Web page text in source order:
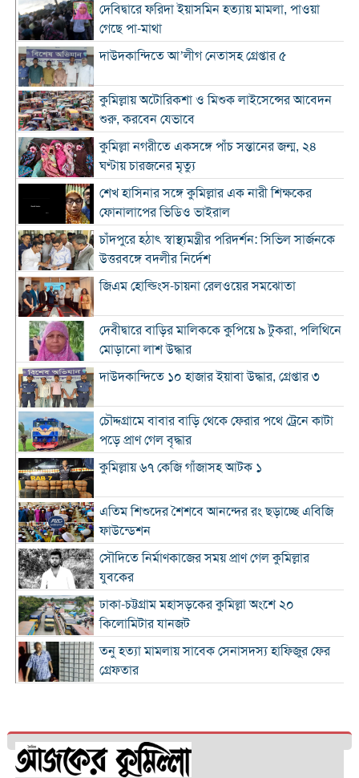
দেবিদ্বারে ফরিদা ইয়াসমিন হত্যায় মামলা, পাওয়া
গেছে পা-মাথা
দাউদকান্দিতে আ’লীগ নেতাসহ গ্রেপ্তার ৫
কুমিল্লায় অটোরিকশা ও মিশুক লাইসেন্সের আবেদন
শুরু, করবেন যেভাবে
কুমিল্লা নগরীতে একসঙ্গে পাঁচ সন্তানের জন্ম, ২৪
ঘণ্টায় চারজনের মৃত্যু
শেখ হাসিনার সঙ্গে কুমিল্লার এক নারী শিক্ষকের
ফোনালাপের ভিডিও ভাইরাল
চাঁদপুরে হঠাৎ স্বাস্থ্যমন্ত্রীর পরিদর্শন: সিভিল সার্জনকে
উত্তরবঙ্গে বদলীর নির্দেশ
জিএম হোল্ডিংস-চায়না রেলওয়ের সমঝোতা
দেবীদ্বারে বাড়ির মালিককে কুপিয়ে ৯ টুকরা, পলিথিনে
মোড়ানো লাশ উদ্ধার
দাউদকান্দিতে ১০ হাজার ইয়াবা উদ্ধার, গ্রেপ্তার ৩
চৌদ্দগ্রামে বাবার বাড়ি থেকে ফেরার পথে ট্রেনে কাটা
পড়ে প্রাণ গেল বৃদ্ধার
কুমিল্লায় ৬৭ কেজি গাঁজাসহ আটক ১
এতিম শিশুদের শৈশবে আনন্দের রং ছড়াচ্ছে এবিজি
ফাউন্ডেশন
সৌদিতে নির্মাণকাজের সময় প্রাণ গেল কুমিল্লার
যুবকের
ঢাকা-চট্টগ্রাম মহাসড়কের কুমিল্লা অংশে ২০
কিলোমিটার যানজট
তনু হত্যা মামলায় সাবেক সেনাসদস্য হাফিজুর ফের
গ্রেফতার
লাকসামে প্রেমের বিয়ের পর পারিবারিক বিরোধ,
যুবকের ঝুলন্ত মরদেহ উদ্ধার